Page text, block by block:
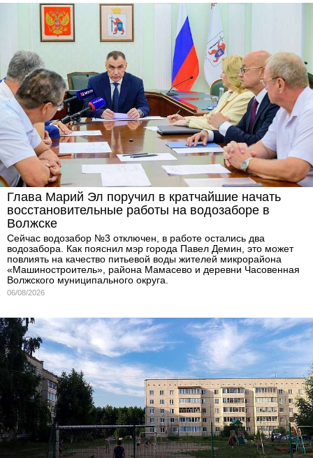
Глава Марий Эл поручил в кратчайшие начать
восстановительные работы на водозаборе в
Волжске
Сейчас водозабор №3 отключен, в работе остались два
водозабора. Как пояснил мэр города Павел Демин, это может
повлиять на качество питьевой воды жителей микрорайона
«Машиностроитель», района Мамасево и деревни Часовенная
Волжского муниципального округа.
06/08/2026